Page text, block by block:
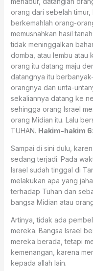
orang dari sebelah timur,
berkemahlah orang-
memusnahkan hasil
tidak meninggalkan
domba, atau lembu atau
orang itu datang maju
datangnya itu
orangnya dan unta-
sekaliannya datang ke
sehingga orang Israel
orang Midian itu. Lalu
TUHAN. Hakim-hakim
Sampai di sini dulu,
sedang terjadi. Pada
Israel sudah tinggal di
melakukan apa yang
terhadap Tuhan dan
bangsa Midian atau
Artinya, tidak ada
mereka. Bangsa Israel
mereka berada, tetapi
kemenangan, karena
kepada allah lain.